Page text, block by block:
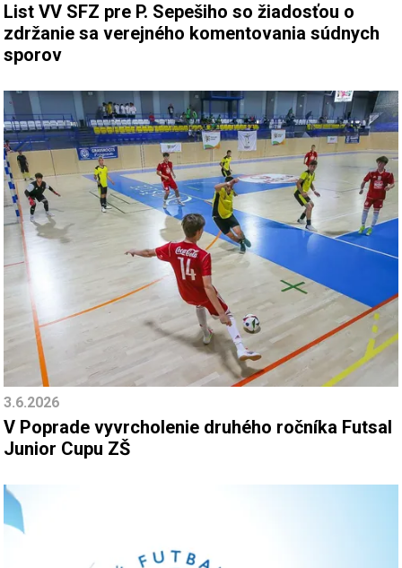
List VV SFZ pre P. Sepešiho so žiadosťou o
zdržanie sa verejného komentovania súdnych
sporov
3.6.2026
V Poprade vyvrcholenie druhého ročníka Futsal
Junior Cupu ZŠ